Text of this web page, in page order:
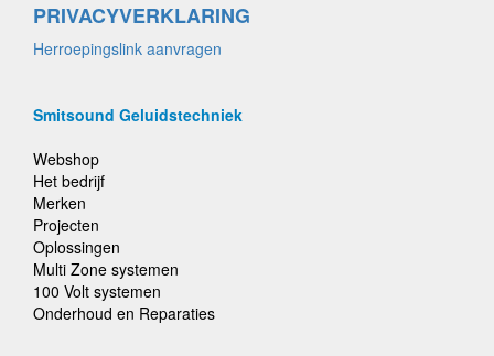
PRIVACYVERKLARING
Herroepingslink aanvragen
Smitsound Geluidstechniek
Webshop
Het bedrijf
Merken
Projecten
Oplossingen
Multi Zone systemen
100 Volt systemen
Onderhoud en Reparaties